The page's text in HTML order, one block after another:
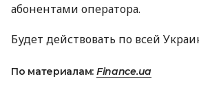
абонентами оператора.
Будет действовать по всей
По материалам: Finance.ua